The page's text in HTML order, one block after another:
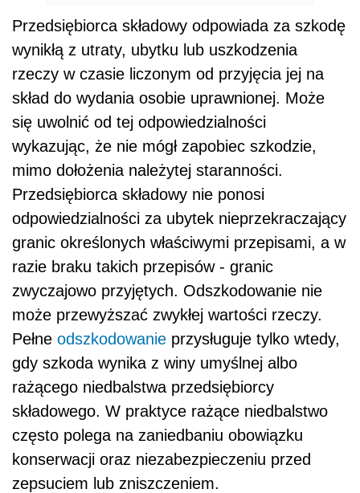
Przedsiębiorca składowy odpowiada za szkodę
wynikłą z utraty, ubytku lub uszkodzenia
rzeczy w czasie liczonym od przyjęcia jej na
skład do wydania osobie uprawnionej. Może
się uwolnić od tej odpowiedzialności
wykazując, że nie mógł zapobiec szkodzie,
mimo dołożenia należytej staranności.
Przedsiębiorca składowy nie ponosi
odpowiedzialności za ubytek nieprzekraczający
granic określonych właściwymi przepisami, a w
razie braku takich przepisów - granic
zwyczajowo przyjętych. Odszkodowanie nie
może przewyższać zwykłej wartości rzeczy.
Pełne odszkodowanie przysługuje tylko wtedy,
gdy szkoda wynika z winy umyślnej albo
rażącego niedbalstwa przedsiębiorcy
składowego. W praktyce rażące niedbalstwo
często polega na zaniedbaniu obowiązku
konserwacji oraz niezabezpieczeniu przed
zepsuciem lub zniszczeniem.